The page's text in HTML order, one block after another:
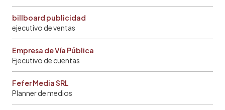
billboard publicidad
ejecutivo de ventas
Empresa de Vía Pública
Ejecutivo de cuentas
Fefer Media SRL
Planner de medios